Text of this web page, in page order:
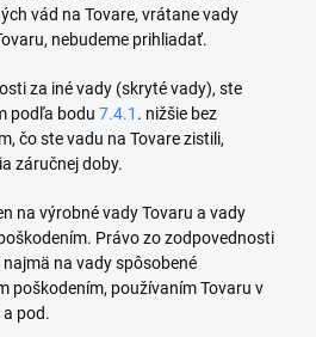
vád na Tovare, vrátane vady
nebudeme prihliadať.
za iné vady (skryté vady), ste
podľa bodu 7.4.1 . nižšie bez
čo ste vadu na Tovare zistili,
záručnej doby.
na výrobné vady Tovaru a vady
Právo zo zodpovednosti
na vady spôsobené
poškodením, používaním Tovaru v
pod.